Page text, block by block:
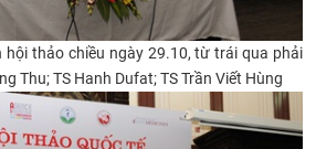
hội thảo chiều ngày 29.10, từ trái qua phải
Thu; TS Hanh Dufat; TS Trần Viết Hùng